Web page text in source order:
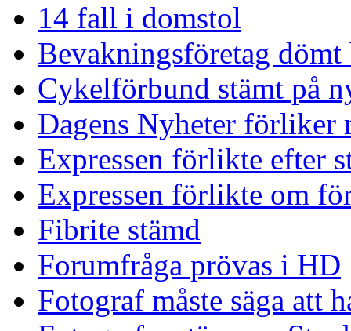
14 fall i domstol
Bevakningsföretag dömt
Cykelförbund stämt på
Dagens Nyheter förliker
Expressen förlikte efter
Expressen förlikte om
Fibrite stämd
Forumfråga prövas i HD
Fotograf måste säga att